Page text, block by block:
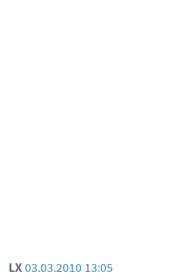
LX03.03.2010 13:05